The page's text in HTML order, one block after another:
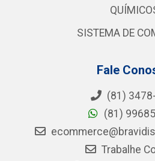
SISTEMA DE
Fale
(81)
(81)
Trabalhe